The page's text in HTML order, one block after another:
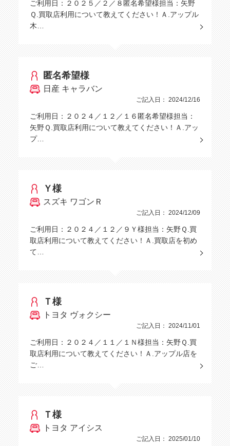
ご利用日：２０２５／２／８匿名希望様担当：矢野
Ｑ.買取店利用について教えてください！Ａ.アップル
木…
匿名希望様
日産 キャラバン
ご記入日： 2024/12/16
ご利用日：２０２４／１２／１６匿名希望様担当：
矢野Ｑ.買取店利用について教えてください！Ａ.アッ
プ…
Ｙ様
スズキ ワゴンＲ
ご記入日： 2024/12/09
ご利用日：２０２４／１２／９Ｙ様担当：矢野Ｑ.買
取店利用について教えてください！Ａ.買取店を初め
て…
Ｔ様
トヨタ ヴォクシー
ご記入日： 2024/11/01
ご利用日：２０２４／１１／１Ｎ様担当：矢野Ｑ.買
取店利用について教えてください！Ａ.アップル店を
ご…
Ｔ様
トヨタ アイシス
ご記入日： 2025/01/10